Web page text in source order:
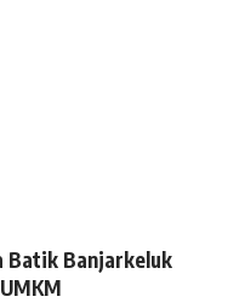
Batik Banjarkeluk